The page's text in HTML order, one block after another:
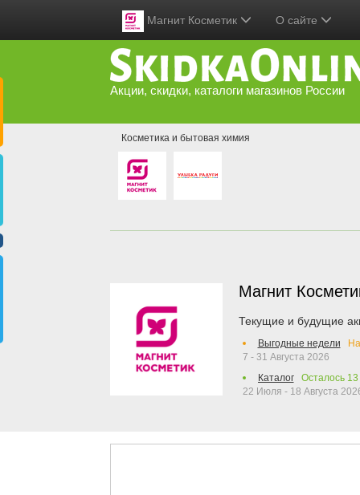
Магнит Косметик О сайте
Акции, скидки, каталоги магазинов России
Косметика и бытовая химия
Магнит
Текущие и будущие
Выгодные недели
7 - 31 Августа 2026
Каталог
Осталось 13
22 Июля - 18 Августа